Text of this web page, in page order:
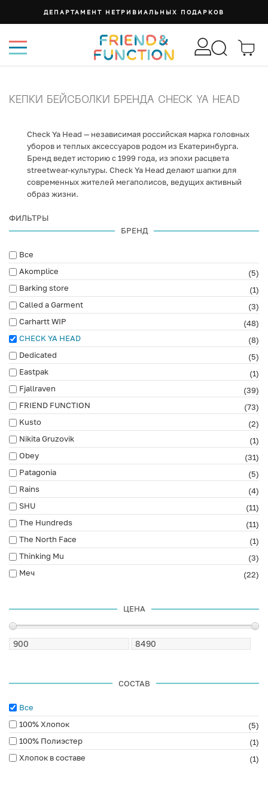
ДЕПАРТАМЕНТ НЕТРИВИАЛЬНЫХ ПОДАРКОВ
КЕПКИ БЕЙСБОЛКИ БРЕНДА CHECK YA HEAD
Check Ya Head — независимая российская марка головных
уборов и теплых аксессуаров родом из Екатеринбурга.
Бренд ведет историю с 1999 года, из эпохи расцвета
streetwear-культуры. Check Ya Head делают шапки для
современных жителей мегаполисов, ведущих активный
образ жизни.
ФИЛЬТРЫ
БРЕНД
Все
Akomplice
(5)
Barking store
(1)
Called a Garment
(3)
Carhartt WIP
(48)
CHECK YA HEAD
(8)
Dedicated
(5)
Eastpak
(1)
Fjallraven
(39)
FRIEND FUNCTION
(73)
Kusto
(2)
Nikita Gruzovik
(1)
Obey
(31)
Patagonia
(5)
Rains
(4)
SHU
(11)
The Hundreds
(11)
The North Face
(1)
Thinking Mu
(3)
Меч
(22)
ЦЕНА
СОСТАВ
Все
100% Хлопок
(5)
100% Полиэстер
(1)
Хлопок в составе
(1)